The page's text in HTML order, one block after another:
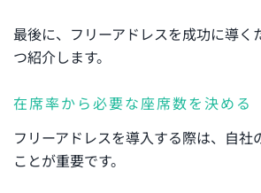
最後に、フリーアドレスを成功に導く
つ紹介します。
在席率から必要な座席数を決める
フリーアドレスを導入する際は、自社
ことが重要です。